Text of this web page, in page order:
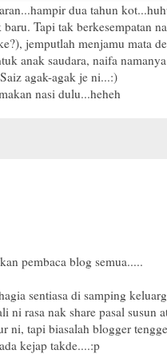
dua tahun
Tapi tak berkesempatan
jemputlah menjamu mata
anak saudara, naifa
agak-agak je ni...:)
nasi dulu...heheh
pembaca blog semua.....
sentiasa di samping
ni rasa nak share pasal susun
ni, tapi biasalah blogger
kejap takde....:p